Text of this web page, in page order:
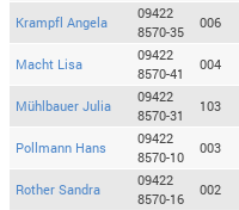
Krampfl Angela
09422
8570-35
006
Macht Lisa
09422
8570-41
004
Mühlbauer Julia
09422
8570-31
103
Pollmann Hans
09422
8570-10
003
Rother Sandra
09422
8570-16
002